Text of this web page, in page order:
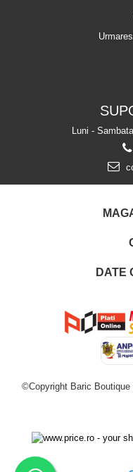
Luni -
DATE
©Copyright Baric Boutique